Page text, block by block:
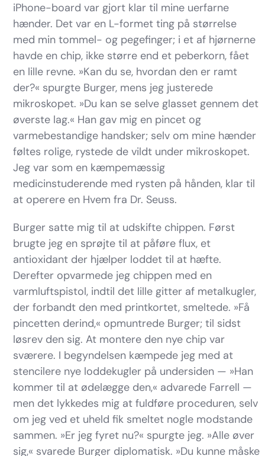
iPhone-board var gjort klar til mine uerfarne
hænder. Det var en L-formet ting på størrelse
med min tommel- og pegefinger; i et af hjørnerne
havde en chip, ikke større end et peberkorn, fået
en lille revne. »Kan du se, hvordan den er ramt
der?« spurgte Burger, mens jeg justerede
mikroskopet. »Du kan se selve glasset gennem det
øverste lag.« Han gav mig en pincet og
varmebestandige handsker; selv om mine hænder
føltes rolige, rystede de vildt under mikroskopet.
Jeg var som en kæmpemæssig
medicinstuderende med rysten på hånden, klar til
at operere en Hvem fra Dr. Seuss.
Burger satte mig til at udskifte chippen. Først
brugte jeg en sprøjte til at påføre flux, et
antioxidant der hjælper loddet til at hæfte.
Derefter opvarmede jeg chippen med en
varmluftspistol, indtil det lille gitter af metalkugler,
der forbandt den med printkortet, smeltede. »Få
pincetten derind,« opmuntrede Burger; til sidst
løsrev den sig. At montere den nye chip var
sværere. I begyndelsen kæmpede jeg med at
stencilere nye loddekugler på undersiden — »Han
kommer til at ødelægge den,« advarede Farrell —
men det lykkedes mig at fuldføre proceduren, selv
om jeg ved et uheld fik smeltet nogle modstande
sammen. »Er jeg fyret nu?« spurgte jeg. »Alle øver
sig,« svarede Burger diplomatisk. »Du kunne måske